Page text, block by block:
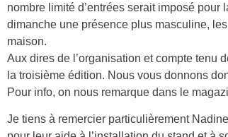
nombre limité d’entrées serait imposé
dimanche une présence plus masculine,
maison.
Aux dires de l’organisation et compte tenu
la troisième édition. Nous vous donnons
Pour info, on nous remarque dans le
Je tiens à remercier particulièrement